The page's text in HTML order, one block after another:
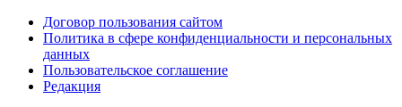
Договор пользования сайтом
Политика в сфере конфиденциальности и персональных
данных
Пользовательское соглашение
Редакция